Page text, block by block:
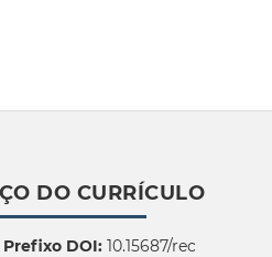
DO CURRÍCULO
Prefixo DOI:10.15687/rec